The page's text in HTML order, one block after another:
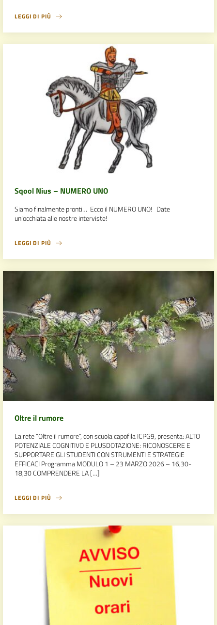
LEGGI DI PIÙ
Sqool Nius – NUMERO UNO
Siamo finalmente pronti… Ecco il NUMERO UNO! Date
un’occhiata alle nostre interviste!
LEGGI DI PIÙ
Oltre il rumore
La rete “Oltre il rumore”, con scuola capofila ICPG9, presenta: ALTO
POTENZIALE COGNITIVO E PLUSDOTAZIONE: RICONOSCERE E
SUPPORTARE GLI STUDENTI CON STRUMENTI E STRATEGIE
EFFICACI Programma MODULO 1 – 23 MARZO 2026 – 16,30-
18,30 COMPRENDERE LA […]
LEGGI DI PIÙ